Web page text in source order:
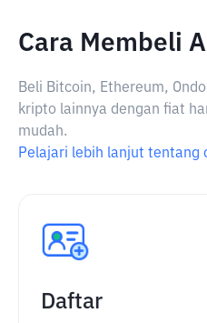
Cara Membeli
Beli Bitcoin, Ethereum,
kripto lainnya dengan fiat
mudah.
Pelajari lebih lanjut tentang
Daftar